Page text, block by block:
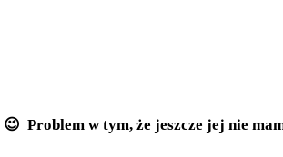
😉 Problem w tym, że jeszcze jej nie